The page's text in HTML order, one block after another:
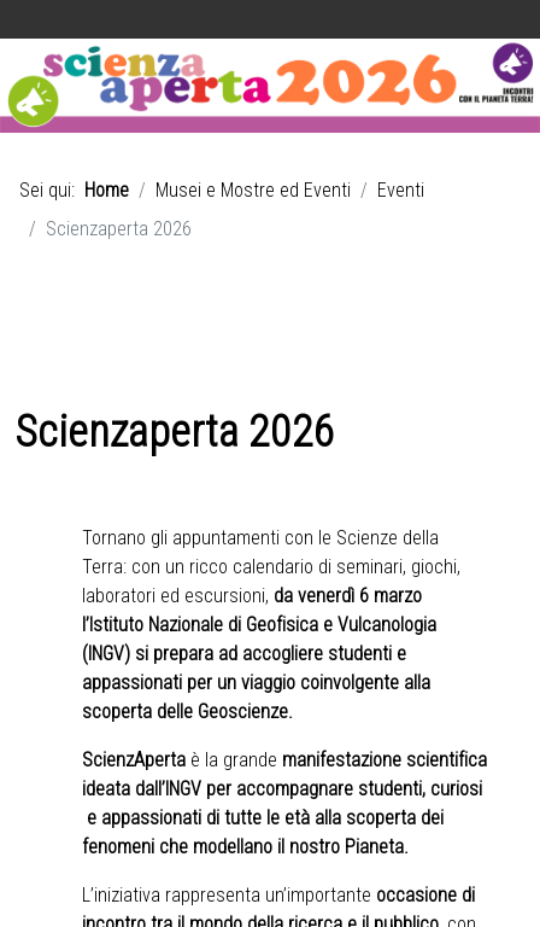
Sei qui: Home Musei e Mostre ed Eventi
Eventi
Scienzaperta 2026
Scienzaperta 2026
Tornano gli appuntamenti con le Scienze della
Terra: con un ricco calendario di seminari, giochi,
laboratori ed escursioni, da venerdì 6 marzo
l’Istituto Nazionale di Geofisica e Vulcanologia
(INGV) si prepara ad accogliere studenti e
appassionati per un viaggio coinvolgente alla
scoperta delle Geoscienze.
ScienzAperta è la grande manifestazione scientifica
ideata dall’INGV per accompagnare studenti, curiosi
e appassionati di tutte le età alla scoperta dei
fenomeni che modellano il nostro Pianeta.
L’iniziativa rappresenta un’importante occasione di